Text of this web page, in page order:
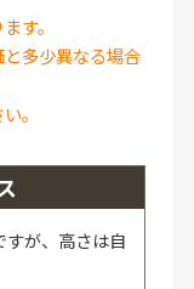
す。
多少異なる場合
。
が、高さは自